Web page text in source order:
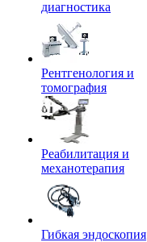
диагностика
Рентгенология и
томография
Реабилитация и
механотерапия
Гибкая эндоскопия